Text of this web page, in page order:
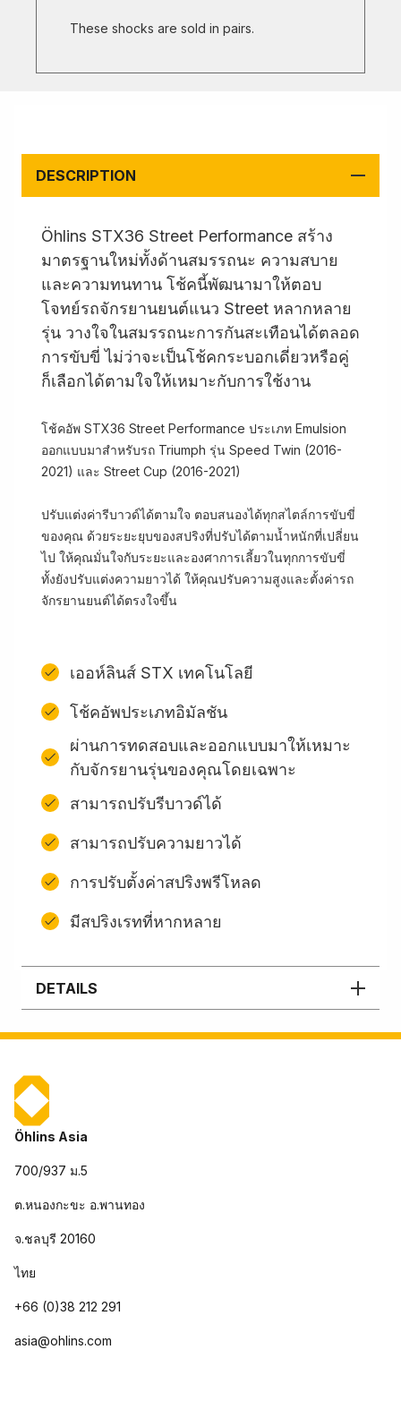
These shocks are sold in pairs.
DESCRIPTION
Öhlins STX36 Street Performance สร้าง
มาตรฐานใหม่ทั้งด้านสมรรถนะ ความสบาย
และความทนทาน โช้คนี้พัฒนามาให้ตอบ
โจทย์รถจักรยานยนต์แนว Street หลากหลาย
รุ่น วางใจในสมรรถนะการกันสะเทือนได้ตลอด
การขับขี่ ไม่ว่าจะเป็นโช้คกระบอกเดี่ยวหรือคู่
ก็เลือกได้ตามใจให้เหมาะกับการใช้งาน
โช้คอัพ STX36 Street Performance ประเภท Emulsion
ออกแบบมาสำหรับรถ Triumph รุ่น Speed Twin (2016-
2021) และ Street Cup (2016-2021)
ปรับแต่งค่ารีบาวด์ได้ตามใจ ตอบสนองได้ทุกสไตล์การขับขี่
ของคุณ ด้วยระยะยุบของสปริงที่ปรับได้ตามน้ำหนักที่เปลี่ยน
ไป ให้คุณมั่นใจกับระยะและองศาการเลี้ยวในทุกการขับขี่
ทั้งยังปรับแต่งความยาวได้ ให้คุณปรับความสูงและตั้งค่ารถ
จักรยานยนต์ได้ตรงใจขึ้น
เออห์ลินส์ STX เทคโนโลยี
โช้คอัพประเภทอิมัลชัน
ผ่านการทดสอบและออกแบบมาให้เหมาะ
กับจักรยานรุ่นของคุณโดยเฉพาะ
สามารถปรับรีบาวด์ได้
สามารถปรับความยาวได้
การปรับตั้งค่าสปริงพรีโหลด
มีสปริงเรทที่หากหลาย
DETAILS
Öhlins Asia
700/937 ม.5
ต.หนองกะขะ อ.พานทอง
จ.ชลบุรี 20160
ไทย
+66 (0)38 212 291
asia@ohlins.com